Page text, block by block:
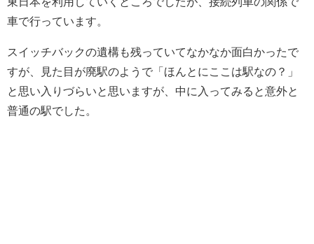
車で行っています。
スイッチバックの遺構も残っていてなかなか面白かったで
すが、見た目が廃駅のようで「ほんとにここは駅なの？」
と思い入りづらいと思いますが、中に入ってみると意外と
普通の駅でした。